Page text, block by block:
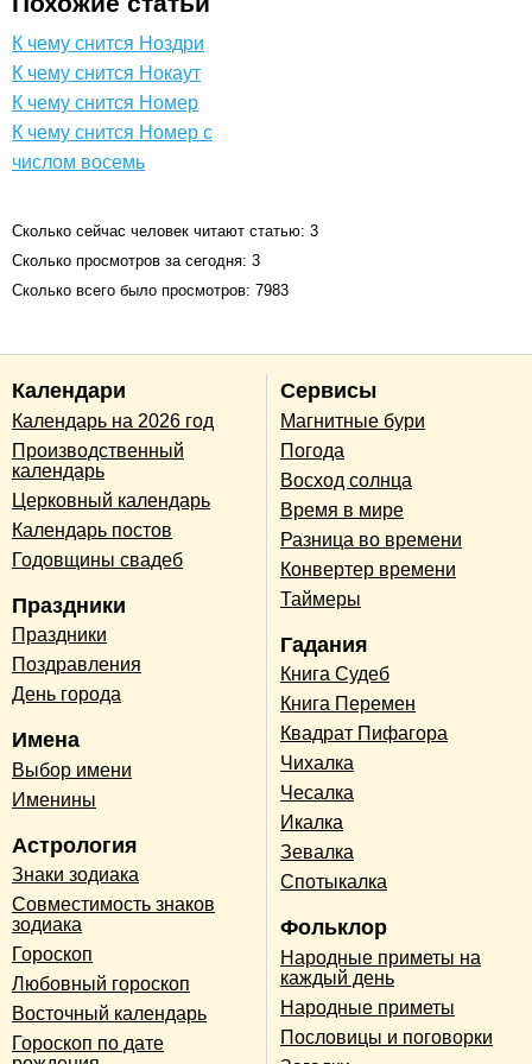
К чему снится Ноздри
К чему снится Нокаут
К чему снится Номер
К чему снится Номер с
числом восемь
Сколько сейчас человек читают статью: 3
Сколько просмотров за сегодня: 3
Сколько всего было просмотров: 7983
Календари
Календарь на 2026 год
Производственный
календарь
Церковный календарь
Календарь постов
Годовщины свадеб
Праздники
Праздники
Поздравления
День города
Имена
Выбор имени
Именины
Астрология
Знаки зодиака
Совместимость знаков
зодиака
Гороскоп
Любовный гороскоп
Восточный календарь
Гороскоп по дате
Сервисы
Магнитные бури
Погода
Восход солнца
Время в мире
Разница во времени
Конвертер времени
Таймеры
Гадания
Книга Судеб
Книга Перемен
Квадрат Пифагора
Чихалка
Чесалка
Икалка
Зевалка
Спотыкалка
Фольклор
Народные приметы на
каждый день
Народные приметы
Пословицы и поговорки